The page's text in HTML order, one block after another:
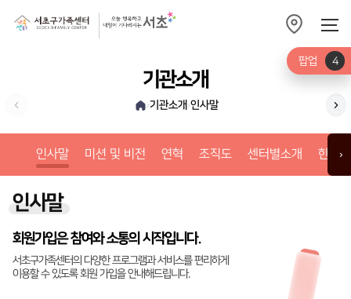
기관소개
›기관소개 ›인사말 미
인사말 미션 및 비전 연혁 조직도 센터별소개 한눈›
인사말
회원가입은 참여와 소통의 시작입니다.
서초구가족센터의 다양한 프로그램과 서비스를 편리하게
이용할 수 있도록 회원 가입을 안내해드립니다.
팝업 4